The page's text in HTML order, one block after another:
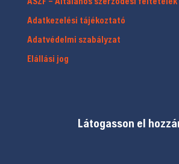
Adatkezelési tájékoztató
Adatvédelmi szabályzat
Elállási jog
Látogasson el